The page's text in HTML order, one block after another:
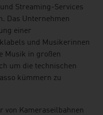
Streaming-Services
Das Unternehmen
einer
und Musikerinnen
Musik in großen
um die technischen
kümmern zu
von Kameraseilbahnen